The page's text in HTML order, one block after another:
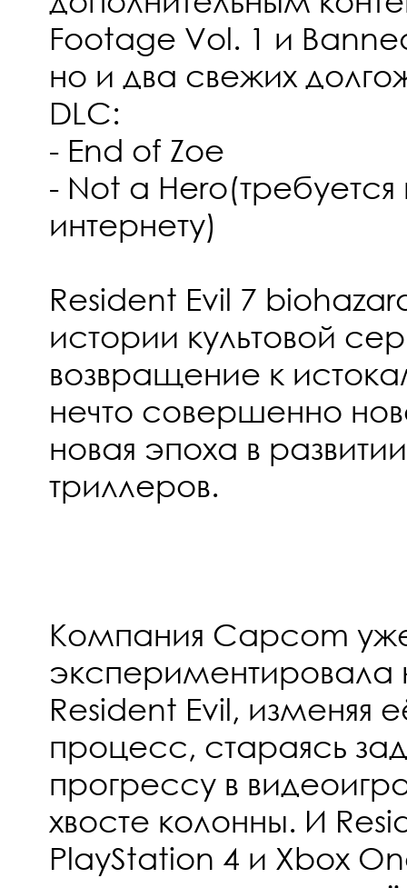
Footage Vol. 1 и
но и два свежих
DLC:
- End of Zoe
- Not а
интернету)
Resident Evil 7
истории культовой
возвращение к
нечто совершенно
новая эпоха в
триллеров.
Компания Capcom
Resident Evil, изменяя
процесс, стараясь
прогрессу в
хвосте колонны. И
PlayStation 4 и Xbox